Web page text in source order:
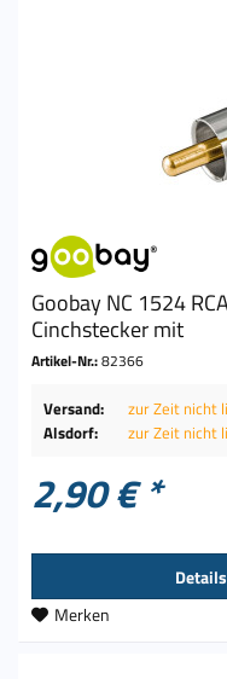
Goobay NC 1524
Cinchstecker mit
Artikel-Nr.:82366
Versand:
zur Zeit nicht
Alsdorf:
zur Zeit nicht
2,90 € *
Details
Merken